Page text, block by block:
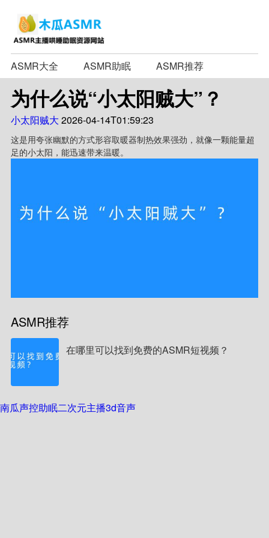
ASMR大全 ASMR助眠 ASMR推荐
为什么说“小太阳贼大”？
小太阳贼大 2026-04-14T01:59:23
这是用夸张幽默的方式形容取暖器制热效果强劲，就像一颗能量超
足的小太阳，能迅速带来温暖。
ASMR推荐
在哪里可以找到免费的ASMR短视频？
南瓜声控助眠二次元主播3d音声